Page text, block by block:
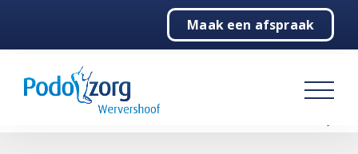
Maak een afspraak
Podologie